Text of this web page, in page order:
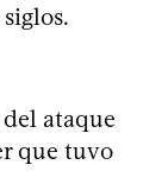
ataque
que tuvo